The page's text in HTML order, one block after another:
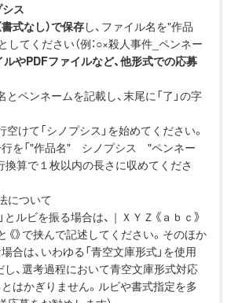
ス
式なし）で保存し、ファイル名を"作品
てください（例：○×殺人事件_ペンネー
やPDFファイルなど、他形式での応募
とペンネームを記載し、末尾に「了」の字
空けて「シノプシス」を始めてください。
行を「"作品名" シノプシス "ペンネー
換算で１枚以内の長さに収めてくださ
について
とルビを振る場合は、｜ＸＹＺ《ａｂｃ》
《》で挟んで記述してください。そのほか
合は、いわゆる「青空文庫形式」を使用
し、選考過程において青空文庫形式対応
はかぎりません。ルビや書式指定を多